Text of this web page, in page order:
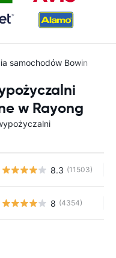
samochodów Bowin
w Rayong
8.3 (11503)
8 (4354)